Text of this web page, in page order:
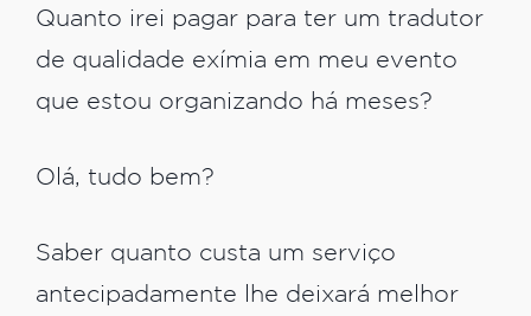
Quanto irei pagar para ter um tradutor
de qualidade exímia em meu evento
que estou organizando há meses?
Olá, tudo bem?
Saber quanto custa um serviço
antecipadamente lhe deixará melhor